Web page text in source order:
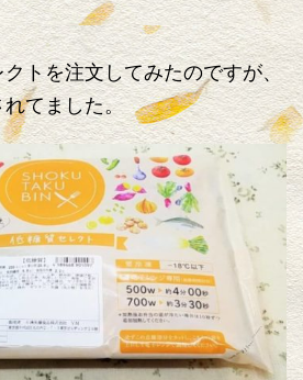
トを注文してみたのですが、
てました。